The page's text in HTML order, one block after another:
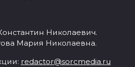
Николаевич.
Мария Николаевна.
redactor@sorcmedia.ru